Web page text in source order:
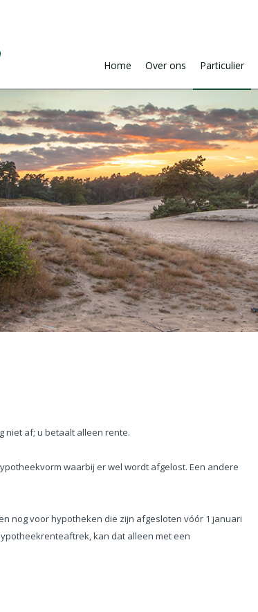
niet af; u betaalt alleen rente.
waarbij er wel wordt afgelost. Een andere
nog voor hypotheken die zijn afgesloten vóór 1 januari
kan dat alleen met een
Home Over ons Particulier